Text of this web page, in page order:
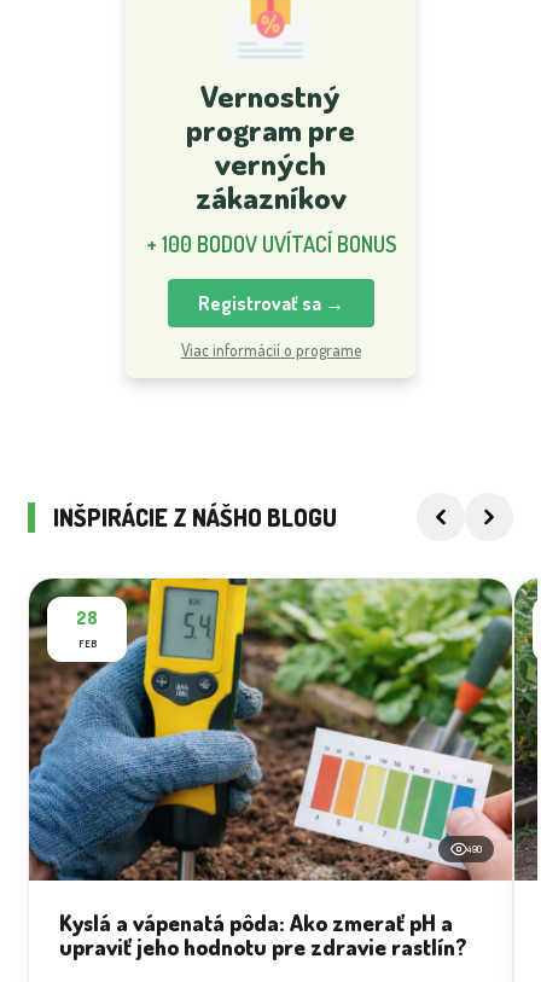
Vernostný
program pre
verných
zákazníkov
+ 100 BODOV UVÍTACÍ BONUS
Registrovať sa →
Viac informácií o programe
INŠPIRÁCIE Z NÁŠHO BLOGU
28
FEB
490
Kyslá a vápenatá pôda: Ako zmerať pH a
upraviť jeho hodnotu pre zdravie rastlín?